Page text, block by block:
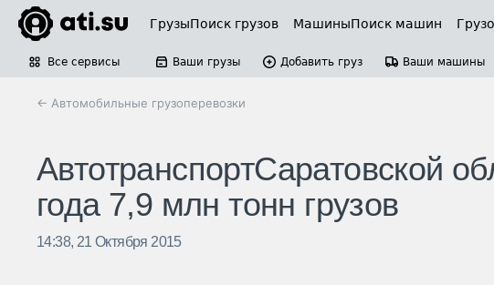
ГрузыПоиск грузов МашиныПоиск машин
Все сервисы Ваши грузы Добавить груз Ваши машины
← Автомобильные грузоперевозки
АвтотранспортСаратовской
года 7,9 млн тонн грузов
14:38, 21 Октября 2015